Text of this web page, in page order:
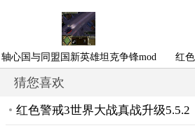
轴心国与同盟国新英雄坦克争锋mod 红
猜您喜欢
红色警戒3世界大战真战升级5.5.2